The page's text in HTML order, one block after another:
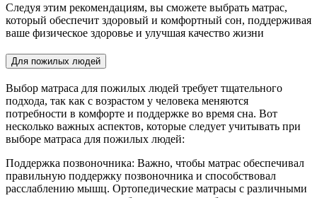
Следуя этим рекомендациям, вы сможете выбрать матрас,
который обеспечит здоровый и комфортный сон, поддерживая
ваше физическое здоровье и улучшая качество жизни
Для пожилых людей
Выбор матраса для пожилых людей требует тщательного
подхода, так как с возрастом у человека меняются
потребности в комфорте и поддержке во время сна. Вот
несколько важных аспектов, которые следует учитывать при
выборе матраса для пожилых людей:
Поддержка позвоночника: Важно, чтобы матрас обеспечивал
правильную поддержку позвоночника и способствовал
расслаблению мышц. Ортопедические матрасы с различными